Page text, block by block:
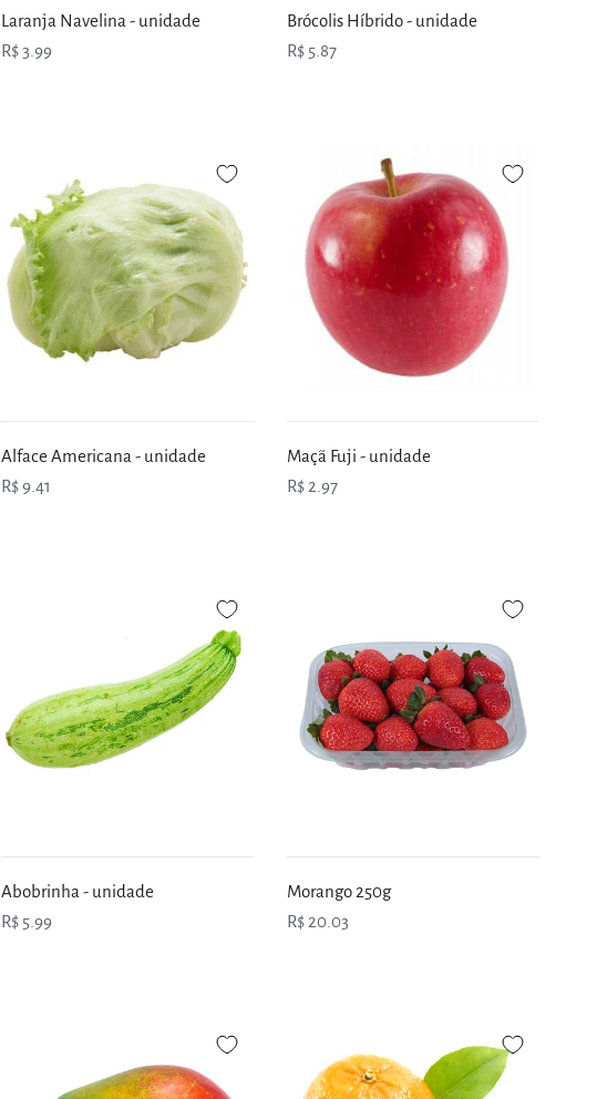
Laranja Navelina - unidade
R$ 3.99
Brócolis Híbrido - unidade
R$ 5.87
Alface Americana - unidade
R$ 9.41
Maçã Fuji - unidade
R$ 2.97
Abobrinha - unidade
R$ 5.99
Morango 250g
R$ 20.03